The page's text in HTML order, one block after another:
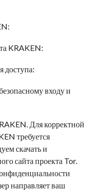
KRAKEN:
доступа:
входу и
Для корректной
требуется
скачать и
сайта проекта Tor.
направляет ваш